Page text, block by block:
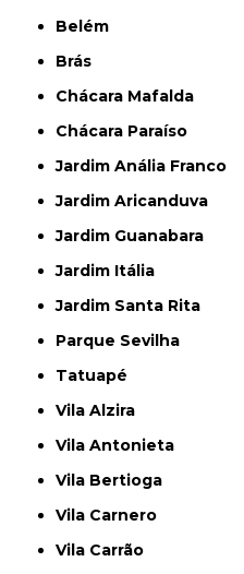
Belém
Brás
Chácara Mafalda
Chácara Paraíso
Jardim Anália Franco
Jardim Aricanduva
Jardim Guanabara
Jardim Itália
Jardim Santa Rita
Parque Sevilha
Tatuapé
Vila Alzira
Vila Antonieta
Vila Bertioga
Vila Carnero
Vila Carrão